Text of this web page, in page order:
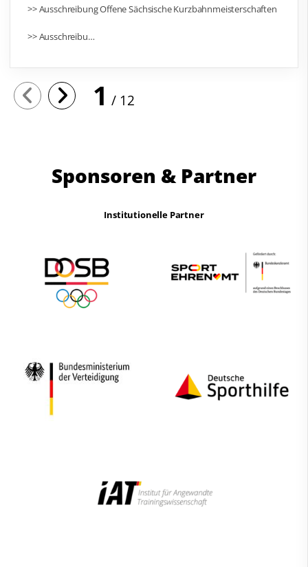
>> Ausschreibung Offene Sächsische Kurzbahnmeisterschaften
>> Ausschreibu…
1 12
Sponsoren & Partner
Institutionelle Partner